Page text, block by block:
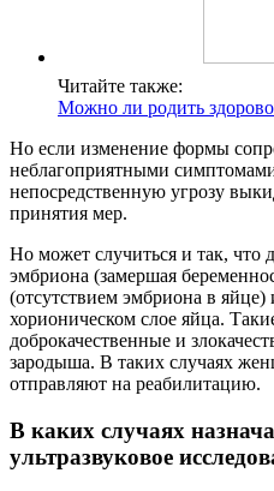
Читайте также:
Можно ли родить
Но если изменение формы
неблагоприятными
непосредственную угрозу
принятия мер.
Но может случиться и так, что
эмбриона (замершая
(отсутствием эмбриона в
хорионическом слое яйца.
доброкачественные и
зародыша. В таких случаях
отправляют на реабилитацию.
В каких случаях
ультразвуковое